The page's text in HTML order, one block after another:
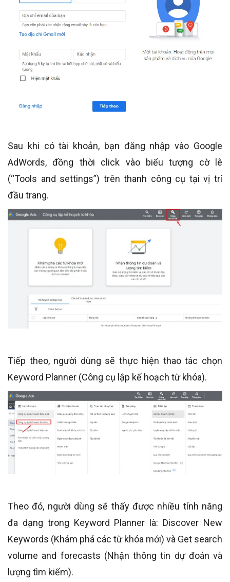
Sau khi có tài khoản, bạn đăng nhập vào Google
AdWords, đồng thời click vào biểu tượng cờ lê
(“Tools and settings”) trên thanh công cụ tại vị trí
đầu trang.
Tiếp theo, người dùng sẽ thực hiện thao tác chọn
Keyword Planner (Công cụ lập kế hoạch từ khóa).
Theo đó, người dùng sẽ thấy được nhiều tính năng
đa dạng trong Keyword Planner là: Discover New
Keywords (Khám phá các từ khóa mới) và Get search
volume and forecasts (Nhận thông tin dự đoán và
lượng tìm kiếm).